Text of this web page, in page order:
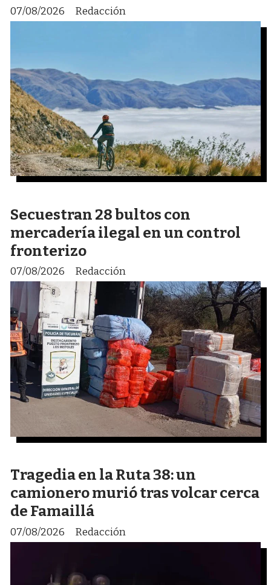
Redacción
07/08/2026
Secuestran 28 bultos con
mercadería ilegal en un control
fronterizo
Redacción
07/08/2026
Tragedia en la Ruta 38: un
camionero murió tras volcar cerca
de Famaillá
Redacción
07/08/2026